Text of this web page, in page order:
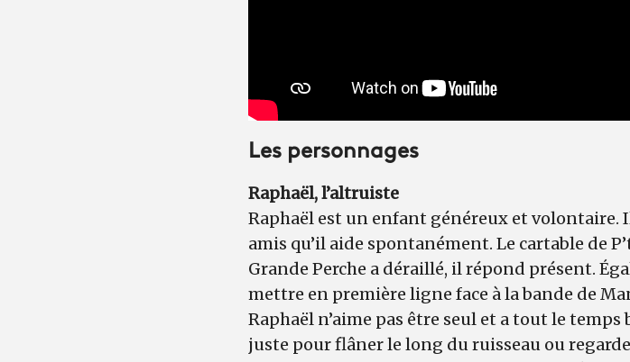
Les personnages
Raphaël, l’altruiste
Raphaël est un enfant généreux et volontaire.
amis qu’il aide spontanément. Le cartable de
Grande Perche a déraillé, il répond présent.
mettre en première ligne face à la bande de
Raphaël n’aime pas être seul et a tout le temps
juste pour flâner le long du ruisseau ou